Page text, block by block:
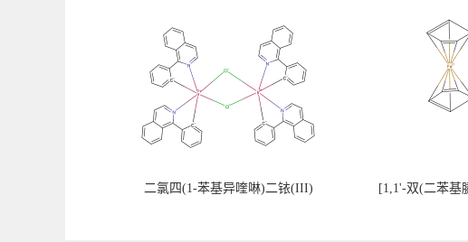
二氯四(1-苯基异喹啉)二铱(III) [1,1'-双(二苯基